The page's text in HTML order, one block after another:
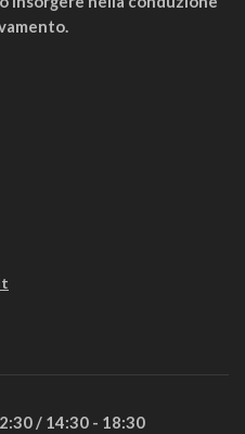
/ 14:30 - 18:30